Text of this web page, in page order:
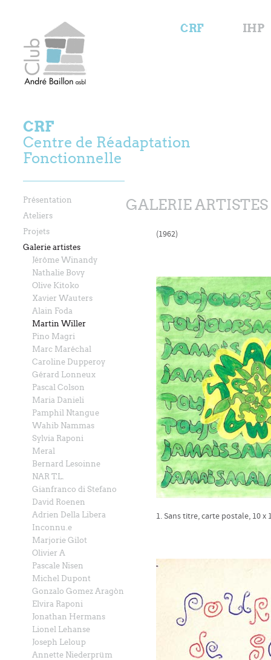
CRF IHP
CRF
Centre de Réadaptation
Fonctionnelle
Présentation
Ateliers
Projets
Galerie artistes
Jérôme Winandy
Nathalie Bovy
Olive Kitoko
Xavier Wauters
Alain Foda
Martin Willer
Pino Magri
Marc Maréchal
Caroline Dupperoy
Gérard Lonneux
Pascal Colson
Maria Danieli
Pamphil Ntangue
Wahib Nammas
Sylvia Raponi
Meral
Bernard Lesoinne
NAR T.L.
Gianfranco di Stefano
David Roenen
Adrien Della Libera
Inconnu.e
Marjorie Gilot
Olivier A
Pascale Nisen
Michel Dupont
Gonzalo Gomez Aragòn
Elvira Raponi
Jonathan Hermans
Lionel Lehanse
Joseph Leloup
Annette Niederprüm
GALERIE ARTISTES
(1962)
1. Sans titre, carte postale, 10 x